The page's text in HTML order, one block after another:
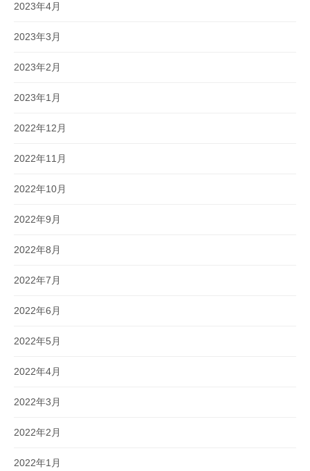
2023年4月
2023年3月
2023年2月
2023年1月
2022年12月
2022年11月
2022年10月
2022年9月
2022年8月
2022年7月
2022年6月
2022年5月
2022年4月
2022年3月
2022年2月
2022年1月